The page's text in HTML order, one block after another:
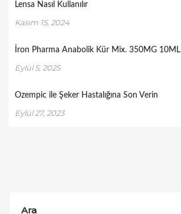
Lensa Nasıl Kullanılır
Kasım 15, 2024
İron Pharma Anabolik Kür Mix. 350MG 10ML
Eylül 5, 2025
Ozempic ile Şeker Hastalığına Son Verin
Eylül 27, 2023
Ara